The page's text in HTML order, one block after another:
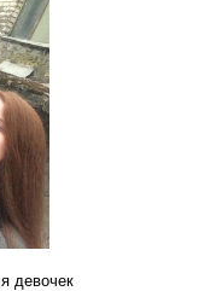
девочек